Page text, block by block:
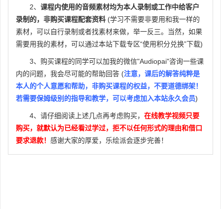
2-12 Gate 门限
P35 2-13 Limiter 限制器
2、 课程内使用的音频素材均为本人录制或工作中给客户
录制的，非购买课程配套资料 (学习不需要非要用和我一样的
素材，可以自行录制或者找素材来做，举一反三。当然，如果
需要用我的素材，可以通过本站下载专区“使用积分兑换”下载)
3、购买课程的同学可以加我的微信"Audiopai"咨询一些课
内的问题，我会尽可能的帮助回答 (注意，课后的解答纯粹是
本人的个人意愿和帮助，非购买课程的权益，不要道德绑架！
若需要保姆级别的指导和教学，可以考虑加入本站永久会员)
4、请仔细阅读上述几点再考虑购买， 在线教学视频只要
购买，就默认为已经看过学过，拒不以任何形式的理由和借口
要求退款！ 感谢大家的厚爱，乐绘派会逐步完善！